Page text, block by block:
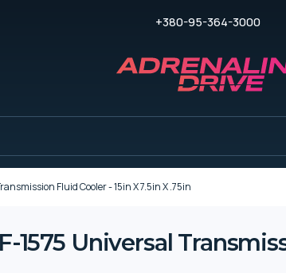
+380-95-364-3000
Fluid Cooler - 15in X 7.5in X .75in
Universal